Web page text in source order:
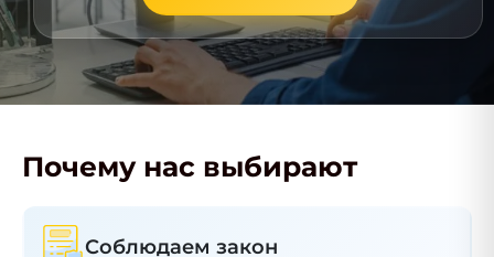
Почему нас выбирают
Соблюдаем закон